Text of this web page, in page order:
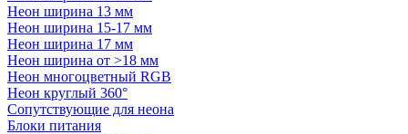
Неон ширина 13 мм
Неон ширина 15-17 мм
Неон ширина 17 мм
Неон ширина от >18 мм
Неон многоцветный RGB
Неон круглый 360°
Сопутствующие для неона
Блоки питания